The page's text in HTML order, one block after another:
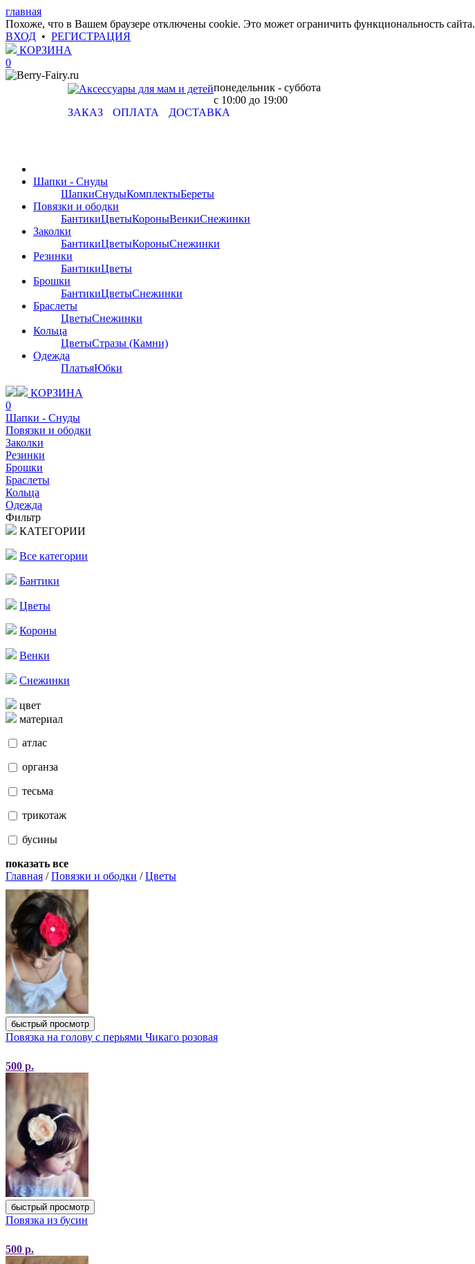
главная
Похоже, что в Вашем браузере отключены cookie. Это может ограничить функциональность сайта.
ВХОД • РЕГИСТРАЦИЯ
КОРЗИНА
0
понедельник - суббота
с 10:00 до 19:00
ЗАКАЗ
ОПЛАТА ДОСТАВКА
Шапки - Снуды
ШапкиСнудыКомплектыБереты
Повязки и ободки
БантикиЦветыКороныВенкиСнежинки
Заколки
БантикиЦветыКороныСнежинки
Резинки
БантикиЦветы
Брошки
БантикиЦветыСнежинки
Браслеты
ЦветыСнежинки
Кольца
ЦветыСтразы (Камни)
Одежда
ПлатьяЮбки
КОРЗИНА
0
Шапки - Снуды
Повязки и ободки
Заколки
Резинки
Брошки
Браслеты
Кольца
Одежда
Фильтр
КАТЕГОРИИ
Все категории
Бантики
Цветы
Короны
Венки
Снежинки
цвет
материал
атлас
органза
тесьма
трикотаж
бусины
показать все
Главная /Повязки и ободки /Цветы
быстрый просмотр
Повязка на голову с перьями Чикаго розовая
500 р.
быстрый просмотр
Повязка из бусин
500 р.